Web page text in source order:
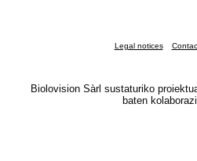
Legal notices
Biolovision Sàrl sustaturiko
baten